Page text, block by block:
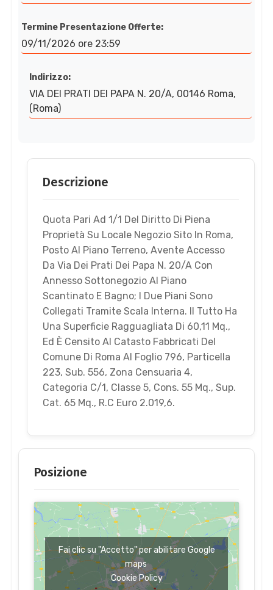
Termine Presentazione Offerte:
09/11/2026 ore 23:59
Indirizzo:
VIA DEI PRATI DEI PAPA N. 20/A, 00146 Roma,
(Roma)
Descrizione
Quota Pari Ad 1/1 Del Diritto Di Piena
Proprietà Su Locale Negozio Sito In Roma,
Posto Al Piano Terreno, Avente Accesso
Da Via Dei Prati Dei Papa N. 20/A Con
Annesso Sottonegozio Al Piano
Scantinato E Bagno; I Due Piani Sono
Collegati Tramite Scala Interna. Il Tutto Ha
Una Superficie Ragguagliata Di 60,11 Mq.,
Ed È Censito Al Catasto Fabbricati Del
Comune Di Roma Al Foglio 796, Particella
223, Sub. 556, Zona Censuaria 4,
Categoria C/1, Classe 5, Cons. 55 Mq., Sup.
Cat. 65 Mq., R.C Euro 2.019,6.
Posizione
Fai clic su "Accetto" per abilitare Google
maps
Cookie Policy